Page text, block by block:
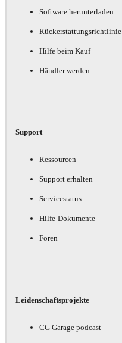
Software herunterladen
Rückerstattungsrichtlinie
Hilfe beim Kauf
Händler werden
Support
Ressourcen
Support erhalten
Servicestatus
Hilfe-Dokumente
Foren
Leidenschaftsprojekte
CG Garage podcast